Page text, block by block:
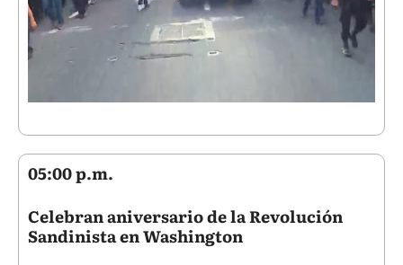
05:00 p.m.
Celebran aniversario de la Revolución
Sandinista en Washington